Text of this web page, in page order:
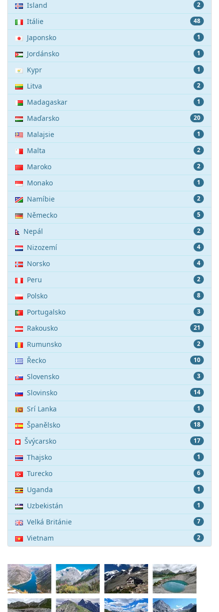
2
Island
48
Itálie
1
Japonsko
1
Jordánsko
1
Kypr
2
Litva
1
Madagaskar
20
Maďarsko
1
Malajsie
2
Malta
2
Maroko
1
Monako
2
Namíbie
5
Německo
2
Nepál
4
Nizozemí
4
Norsko
2
Peru
8
Polsko
3
Portugalsko
21
Rakousko
2
Rumunsko
10
Řecko
3
Slovensko
14
Slovinsko
1
Srí Lanka
18
Španělsko
17
Švýcarsko
1
Thajsko
6
Turecko
1
Uganda
1
Uzbekistán
7
Velká Británie
2
Vietnam